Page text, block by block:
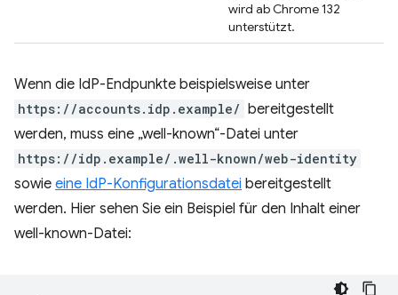
wird ab Chrome 132
unterstützt.
Wenn die IdP-Endpunkte beispielsweise unter
https://accounts.idp.example/ bereitgestellt
werden, muss eine „well-known“-Datei unter
https://idp.example/.well-known/web-identity
sowie eine IdP-Konfigurationsdatei bereitgestellt
werden. Hier sehen Sie ein Beispiel für den Inhalt einer
well-known-Datei: